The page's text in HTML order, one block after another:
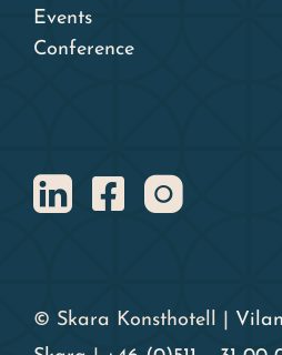
Events
Conference
© Skara Konsthotell |